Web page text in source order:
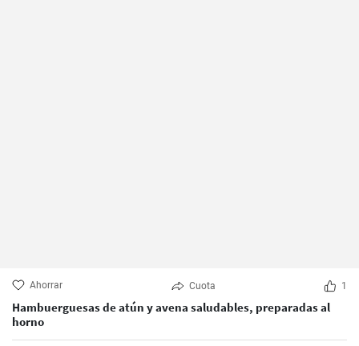
Ahorrar Cuota 1
Hambuerguesas de atún y avena saludables, preparadas al
horno